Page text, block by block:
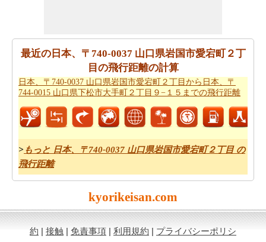
宕町２丁目と日本、〒744-0015 山口県下松市大手町２丁
目９−１５の間の距離を旅行過ごすことになりますとどの
くらいの時間推定値するのに役立ちます。
あなたの日本、〒740-0037 山口県岩国市愛宕町２丁目か
までの旅行に基づいて、簡単な旅行の計画を作成する必
要ですか。日本、〒740-0037 山口県岩国市愛宕町２丁目
から日本、〒744-0015 山口県下松市大手町２丁目９−１
５までの旅行
ださい。
日本、〒740-0037 山口県岩国市愛宕町２丁目から日本、
〒744-0015 山口県下松市大手町２丁目９−１５まで飛行
機で旅行をお探しですか。あなたはまた、
日本、〒740-
0037 山口県岩国市愛宕町２丁目から日本、〒744-0015 山
最近の日本、〒740-0037 山口県岩国市愛宕町２丁
目の飛行距離の計算
日本、〒740-0037 山口県岩国市愛宕町２丁目から日本、〒
744-0015 山口県下松市大手町２丁目９−１５までの飛行距離
> もっと 日本、〒740-0037 山口県岩国市愛宕町２丁目 の
飛行距離
kyorikeisan.com
約 | 接触 | 免責事項 | 利用規約 | プライバシーポリシ